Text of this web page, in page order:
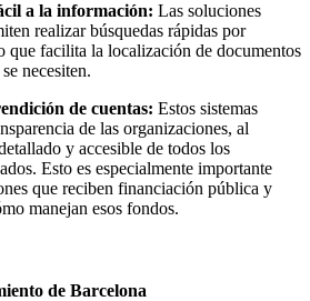
a la información: Las soluciones
realizar búsquedas rápidas por
que facilita la localización de documentos
necesiten.
de cuentas: Estos sistemas
de las organizaciones, al
y accesible de todos los
Esto es especialmente importante
que reciben financiación pública y
manejan esos fondos.
de Barcelona